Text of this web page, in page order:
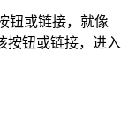
钮或链接，就像
按钮或链接，进入